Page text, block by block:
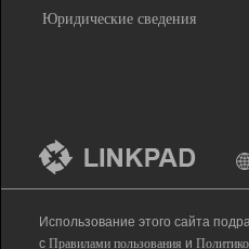
Юридические сведения
Использование этого сайта
с Правилами пользования и